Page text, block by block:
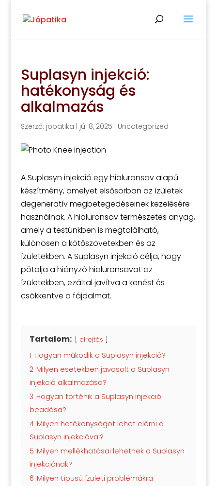
Suplasyn injekció:
hatékonyság és
alkalmazás
Szerző: jopatika júl 8, 2025 Uncategorized
A Suplasyn injekció egy hialuronsav alapú
készítmény, amelyet elsősorban az ízületek
degeneratív megbetegedéseinek kezelésére
használnak. A hialuronsav természetes anyag,
amely a testünkben is megtalálható,
különösen a kötőszövetekben és az
ízületekben. A Suplasyn injekció célja, hogy
pótolja a hiányzó hialuronsavat az
ízületekben, ezáltal javítva a kenést és
csökkentve a fájdalmat.
Tartalom: elrejtés
1 Hogyan működik a Suplasyn injekció?
2 Milyen esetekben javasolt a Suplasyn
injekció alkalmazása?
3 Hogyan történik a Suplasyn injekció
beadása?
4 Milyen hatékonyságot lehet elérni a
Suplasyn injekcióval?
5 Milyen mellékhatásai lehetnek a Suplasyn
injekciónak?
6 Milyen típusú ízületi problémákra